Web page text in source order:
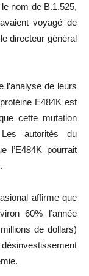
nom de B.1.525,
voyagé de
directeur général
l’analyse de leurs
E484K est
cette mutation
autorités du
l’E484K pourrait
affirme que
60% l’année
de dollars)